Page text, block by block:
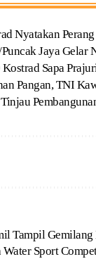
Nyatakan Perang
Jaya Gelar
Sapa
Pangan, TNI
Tampil Gemilang
Sport